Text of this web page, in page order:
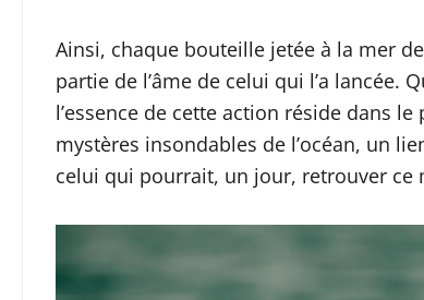
Ainsi, chaque bouteille jetée à la mer
partie de l’âme de celui qui l’a lancée.
l’essence de cette action réside dans
mystères insondables de l’océan, un
celui qui pourrait, un jour, retrouver ce